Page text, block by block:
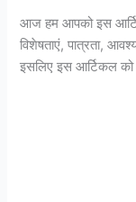
आज हम आपको इस
विशेषताएं, पात्रता,
इसलिए इस आर्टिकल